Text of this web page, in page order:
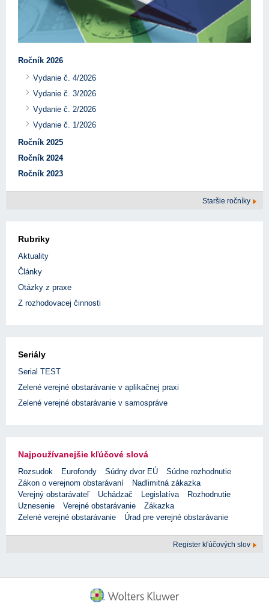
Ročník 2026
Vydanie č. 4/2026
Vydanie č. 3/2026
Vydanie č. 2/2026
Vydanie č. 1/2026
Ročník 2025
Ročník 2024
Ročník 2023
Staršie ročníky
Rubriky
Aktuality
Články
Otázky z praxe
Z rozhodovacej činnosti
Seriály
Serial TEST
Zelené verejné obstarávanie v aplikačnej praxi
Zelené verejné obstarávanie v samospráve
Najpoužívanejšie kľúčové slová
Rozsudok Eurofondy Súdny dvor EÚ
Súdne rozhodnutie
Zákon o verejnom obstarávaní
Nadlimitná zákazka
Verejný obstarávateľ
Uchádzač Legislatíva
Rozhodnutie
Uznesenie
Verejné obstarávanie
Zákazka
Zelené verejné obstarávanie
Úrad pre verejné obstarávanie
Register kľúčových slov